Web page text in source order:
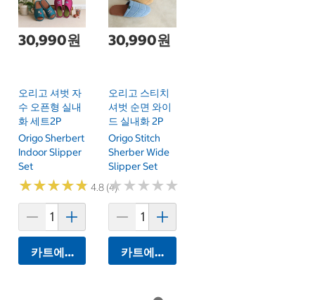
30,990원
오리고 셔벗 자
수 오픈형 실내
화 세트2P
Origo Sherbert
Indoor Slipper
Set
★★★★★
★★★★★ 4.8 (4)
카트에 담기
30,990원
오리고 스티치
셔벗 순면 와이
드 실내화 2P
Origo Stitch
Sherber Wide
Slipper Set
★★★★★
★★★★★
카트에 담기